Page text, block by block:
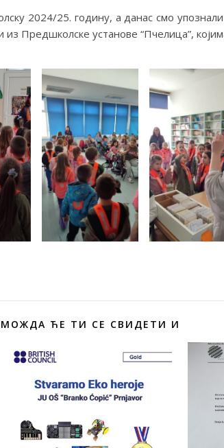
2024/25. годину, а данас смо
Предшколске установе “Пчелица”,
МОЖДА ЋЕ ТИ СЕ СВИДЕТИ И